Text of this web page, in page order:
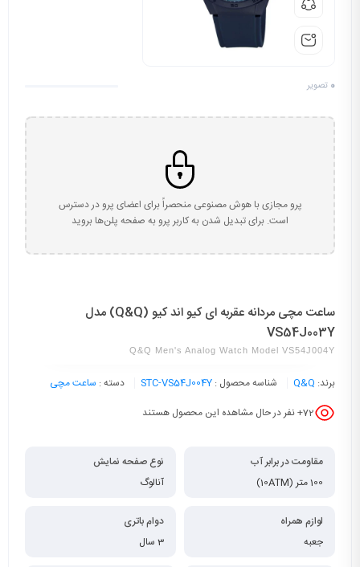
0 تصویر
پرو مجازی با هوش مصنوعی منحصراً برای اعضای پرو در دسترس
است. برای تبدیل شدن به کاربر پرو به صفحه پلن‌ها بروید
ساعت مچی مردانه عقربه ای کیو اند کیو (Q&Q) مدل
VS54J003Y
Q&Q Men's Analog Watch Model VS54J004Y
برند: Q&Q شناسه محصول : STC-VS54J004Y دسته : ساعت مچی
72+ نفر در حال مشاهده این محصول هستند
مقاومت در برابر آب
100 متر (10ATM)
نوع صفحه نمایش
آنالوگ
لوازم همراه
جعبه
دوام باتری
3 سال